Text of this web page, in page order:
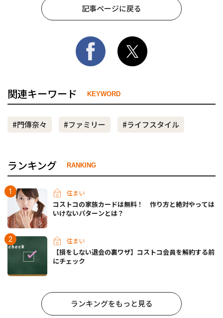
記事ページに戻る
関連キーワード KEYWORD
#門傳奈々 #ファミリー #ライフスタイル
ランキング RANKING
住まい
コストコの家族カードは無料！ 作り方と絶対やっては
いけないパターンとは？
住まい
【損をしない退会の裏ワザ】コストコ会員を解約する前
にチェック
ランキングをもっと見る